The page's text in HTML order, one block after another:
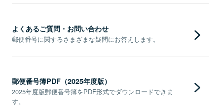
よくあるご質問・お問い合わせ
郵便番号に関するさまざまな疑問にお答えします。
郵便番号簿PDF（2025年度版）
2025年度版郵便番号簿をPDF形式でダウンロードできま
す。